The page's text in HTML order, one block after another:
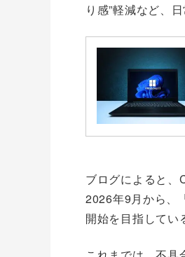
り感”軽減など、
ブログによると
2026年9月から、
開始を目指してい